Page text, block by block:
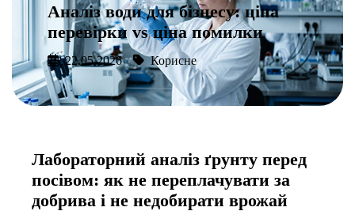
Аналіз води для бізнесу: ціна
перевірки vs ціна помилки
22.05.2026 Корисне
Подробнее
Лабораторний аналіз ґрунту перед
посівом: як не переплачувати за
добрива і не недобирати врожай